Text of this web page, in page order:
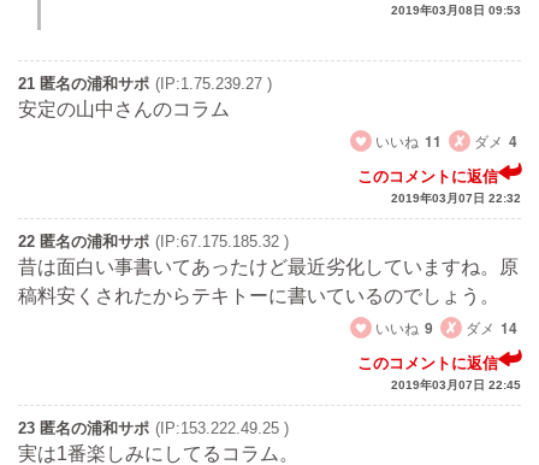
2019年03月08日 09:53
21 匿名の浦和サポ (IP:1.75.239.27 )
安定の山中さんのコラム
いいね 11 ダメ 4
このコメントに返信
2019年03月07日 22:32
22 匿名の浦和サポ (IP:67.175.185.32 )
昔は面白い事書いてあったけど最近劣化していますね。原
稿料安くされたからテキトーに書いているのでしょう。
いいね 9 ダメ 14
このコメントに返信
2019年03月07日 22:45
23 匿名の浦和サポ (IP:153.222.49.25 )
実は1番楽しみにしてるコラム。